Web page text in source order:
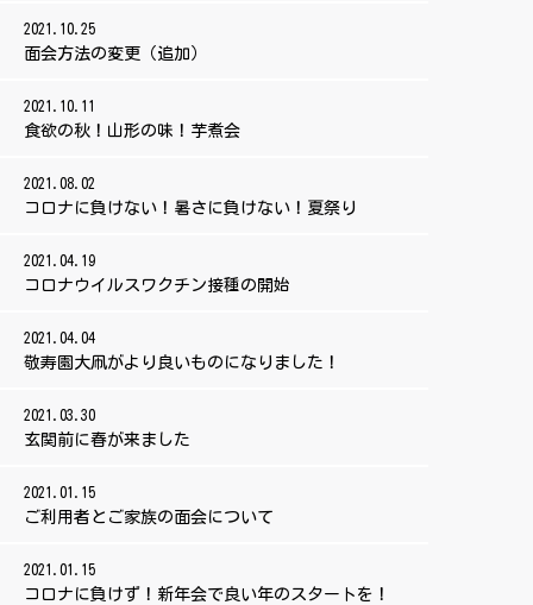
2021.10.25
面会方法の変更（追加）
2021.10.11
食欲の秋！山形の味！芋煮会
2021.08.02
コロナに負けない！暑さに負けない！夏祭り
2021.04.19
コロナウイルスワクチン接種の開始
2021.04.04
敬寿園大凧がより良いものになりました！
2021.03.30
玄関前に春が来ました
2021.01.15
ご利用者とご家族の面会について
2021.01.15
コロナに負けず！新年会で良い年のスタートを！